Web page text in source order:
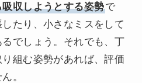
収しようとする姿勢で
たり、小さなミスをして
でしょう。それでも、丁
組む姿勢があれば、評価
。